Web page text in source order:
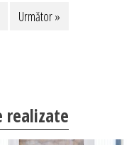
Următor »
realizate